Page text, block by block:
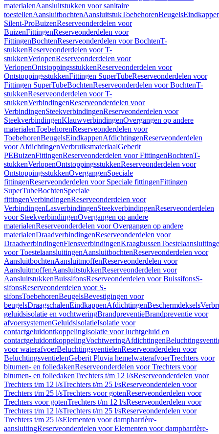
materialenAansluitstukken voor sanitaire
toestellenAansluitbochtenAansluitstukToebehorenBeugels
Silent-ProBuizenReserveonderdelen voor
BuizenFittingenReserveonderdelen voor
FittingenBochtenReserveonderdelen voor BochtenT-
stukkenReserveonderdelen voor T-
stukkenVerlopenReserveonderdelen voor
VerlopenOntstoppingsstukkenReserveonderdelen voor
OntstoppingsstukkenFittingen SuperTubeReserveonderdelen voor
Fittingen SuperTubeBochtenReserveonderdelen voor BochtenT-
stukkenReserveonderdelen voor T-
stukkenVerbindingenReserveonderdelen voor
VerbindingenSteekverbindingenReserveonderdelen voor
SteekverbindingenKlauwverbindingenOvergangen op andere
materialenToebehorenReserveonderdelen voor
ToebehorenBeugelsEindkappenAfdichtingenReserveonderdelen
voor AfdichtingenVerbruiksmateriaalGeberit
PEBuizenFittingenReserveonderdelen voor FittingenBochtenT-
stukkenVerlopenOntstoppingsstukkenReserveonderdelen voor
OntstoppingsstukkenOvergangenSpeciale
fittingenReserveonderdelen voor Speciale fittingenFittingen
SuperTubeBochtenSpeciale
fittingenVerbindingenReserveonderdelen voor
VerbindingenLasverbindingenSteekverbindingenReserveonderdelen
voor SteekverbindingenOvergangen op andere
materialenReserveonderdelen voor Overgangen op andere
materialenDraadverbindingenReserveonderdelen voor
DraadverbindingenFlensverbindingenKraagbussen
voor ToestelaansluitingenAansluitbochtenReserveonderdelen voor
AansluitbochtenAansluitmoffenReserveonderdelen voor
AansluitmoffenAansluitstukkenReserveonderdelen voor
AansluitstukkenBuissifonsReserveonderdelen voor BuissifonsS-
sifonsReserveonderdelen voor S-
sifonsToebehorenBeugelsBevestigingen voor
beugelsDraagschalenEindkappenAfdichtingenBeschermdeksels
geluidsisolatie en vochtweringBrandpreventieBrandpreventie voor
afvoersystemenGeluidsisolatieIsolatie voor
contactgeluidontkoppelingIsolatie voor luchtgeluid en
contactgeluidontkoppelingVochtweringAfdichtingen
voor waterafvoerBeluchtingsventielenReserveonderdelen voor
BeluchtingsventielenGeberit Pluvia hemelwaterafvoerTrechters voor
bitumen- en foliedakenReserveonderdelen voor Trechters voor
bitumen- en foliedakenTrechters t/m 12 l/sReserveonderdelen voor
Trechters t/m 12 l/sTrechters t/m 25 l/sReserveonderdelen voor
Trechters t/m 25 l/sTrechters voor gotenReserveonderdelen voor
Trechters voor gotenTrechters t/m 12 l/sReserveonderdelen voor
Trechters t/m 12 l/sTrechters t/m 25 l/sReserveonderdelen voor
Trechters t/m 25 l/sElementen voor dampbarrière-
aansluitingReserveonderdelen voor Elementen voor dampbarrière-